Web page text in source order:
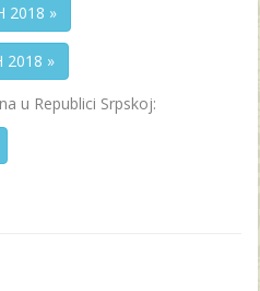
2018 »
2018 »
u Republici Srpskoj: